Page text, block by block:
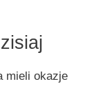
mieli okazje